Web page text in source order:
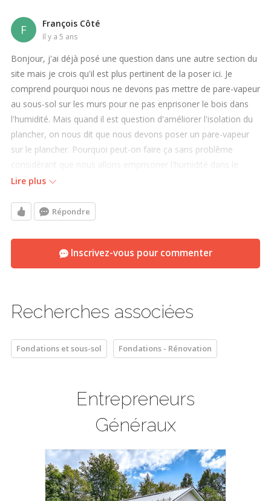
F François Côté
il y a 5 ans
Bonjour, j'ai déjà posé une question dans une autre section du
site mais je crois qu'il est plus pertinent de la poser ici. Je
comprend pourquoi nous ne devons pas mettre de pare-vapeur
au sous-sol sur les murs pour ne pas enprisoner le bois dans
l'humidité. Mais quand il est question d'améliorer l'isolation du
plancher, on nous dit que nous devons poser un pare-vapeur
sur le plancher. Pourquoi peut-on faire ça sans problême
considérant que nous allons emprisoner l'humidité dans le
plancher. Après plusieurs heures de recherche sur le site, j'en
mais pas dans les murs. Ça m'embête un peu. Vous donnez
répond super bien à toute mes questions mais sur ce coup je
suis un peu embêté. Merci
Lire plus
Répondre
Inscrivez-vous pour commenter
Recherches associées
Fondations et sous-sol Fondations - Rénovation
Entrepreneurs
Généraux